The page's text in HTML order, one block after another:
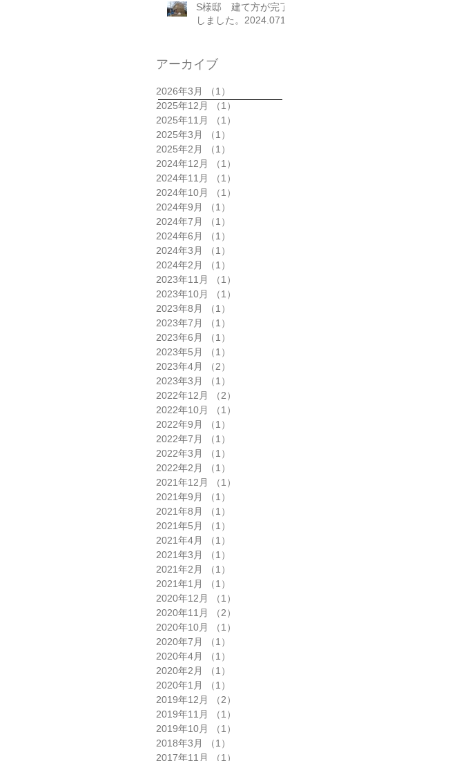
S様邸 建て方が完了
しました。2024.0712
アーカイブ
2026年3月 （1）
2025年12月
（1）
2025年11月
（1）
2025年3月
（1）
2025年2月
（1）
2024年12月
（1）
2024年11月
（1）
2024年10月
（1）
2024年9月
（1）
2024年7月
（1）
2024年6月
（1）
2024年3月
（1）
2024年2月
（1）
2023年11月
（1）
2023年10月
（1）
2023年8月
（1）
2023年7月
（1）
2023年6月
（1）
2023年5月
（1）
2023年4月
（2）
2023年3月
（1）
2022年12月
（2）
2022年10月
（1）
2022年9月
（1）
2022年7月
（1）
2022年3月
（1）
2022年2月
（1）
2021年12月
（1）
2021年9月
（1）
2021年8月
（1）
2021年5月
（1）
2021年4月
（1）
2021年3月
（1）
2021年2月
（1）
2021年1月
（1）
2020年12月
（1）
2020年11月
（2）
2020年10月
（1）
2020年7月
（1）
2020年4月
（1）
2020年2月
（1）
2020年1月
（1）
2019年12月
（2）
2019年11月
（1）
2019年10月
（1）
2018年3月
（1）
2017年11月
（1）